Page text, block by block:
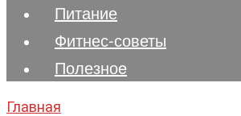
Питание
Фитнес-советы
Полезноe
Главная